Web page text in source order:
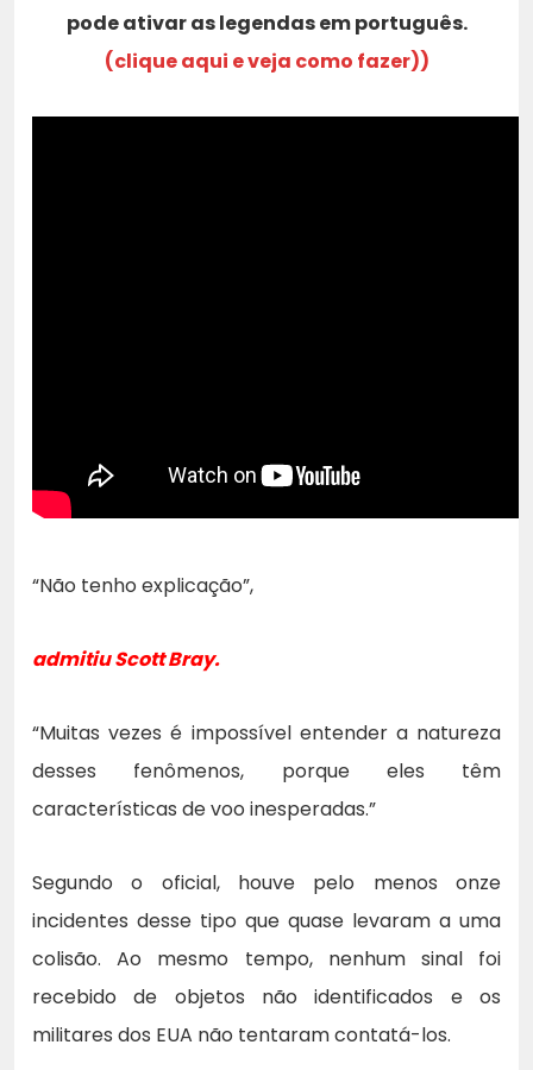
pode ativar as legendas em português.
(clique aqui e veja como fazer))
“Não tenho explicação”,
admitiu Scott Bray.
“Muitas vezes é impossível entender a natureza
desses fenômenos, porque eles têm
características de voo inesperadas.”
Segundo o oficial, houve pelo menos onze
incidentes desse tipo que quase levaram a uma
colisão. Ao mesmo tempo, nenhum sinal foi
recebido de objetos não identificados e os
militares dos EUA não tentaram contatá-los.